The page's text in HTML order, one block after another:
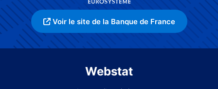
Voir le site de la Banque de France
Webstat